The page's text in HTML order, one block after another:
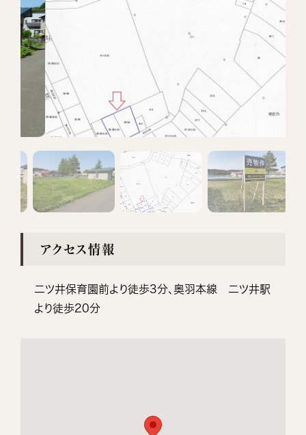
アクセス情報
二ツ井保育園前より徒歩3分、奥羽本線 二ツ井駅
より徒歩20分